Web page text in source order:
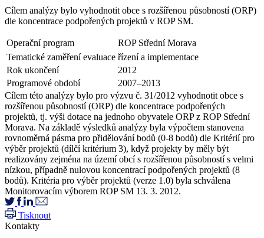
Cílem analýzy bylo vyhodnotit obce s rozšířenou působností (ORP)
dle koncentrace podpořených projektů v ROP SM.
Operační program
ROP Střední Morava
Tematické zaměření evaluace řízení a implementace
Rok ukončení
2012
Programové období
2007–2013
Cílem této analýzy bylo pro výzvu č. 31/2012 vyhodnotit obce s
rozšířenou působností (ORP) dle koncentrace podpořených
projektů, tj. výši dotace na jednoho obyvatele ORP z ROP Střední
Morava. Na základě výsledků analýzy byla výpočtem stanovena
rovnoměrná pásma pro přidělování bodů (0-8 bodů) dle Kritérií pro
výběr projektů (dílčí kritérium 3), když projekty by měly být
realizovány zejména na území obcí s rozšířenou působností s velmi
nízkou, případně nulovou koncentrací podpořených projektů (8
bodů). Kritéria pro výběr projektů (verze 1.0) byla schválena
Monitorovacím výborem ROP SM 13. 3. 2012.
Tisknout
Kontakty